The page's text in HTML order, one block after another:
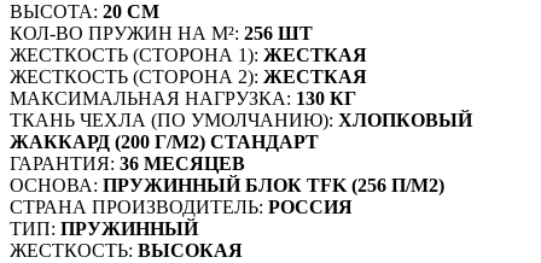
ВЫСОТА: 20 СМ
КОЛ-ВО ПРУЖИН НА М²: 256 ШТ
ЖЕСТКОСТЬ (СТОРОНА 1): ЖЕСТКАЯ
ЖЕСТКОСТЬ (СТОРОНА 2): ЖЕСТКАЯ
МАКСИМАЛЬНАЯ НАГРУЗКА: 130 КГ
ТКАНЬ ЧЕХЛА (ПО УМОЛЧАНИЮ): ХЛОПКОВЫЙ
ЖАККАРД (200 Г/М2) СТАНДАРТ
ГАРАНТИЯ: 36 МЕСЯЦЕВ
ОСНОВА: ПРУЖИННЫЙ БЛОК TFK (256 П/М2)
СТРАНА ПРОИЗВОДИТЕЛЬ: РОССИЯ
ТИП: ПРУЖИННЫЙ
ЖЕСТКОСТЬ: ВЫСОКАЯ